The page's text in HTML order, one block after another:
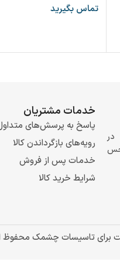
تماس بگیرید
سال 1370 و در
حس
خدمات مشتریان
پاسخ به پرسش‌های
رویه‌های بازگرداندن کالا
خدمات پس از فروش
شرایط خرید کالا
برای تاسیسات چشمک